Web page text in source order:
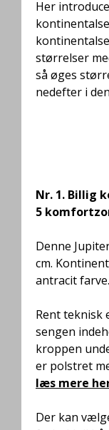
Her
størrelser
så øges
nedefter i
Nr. 1. Billig
5
Denne
cm.
antracit farve.
Rent teknisk
sengen
kroppen
er polstret
læs mere
Der kan